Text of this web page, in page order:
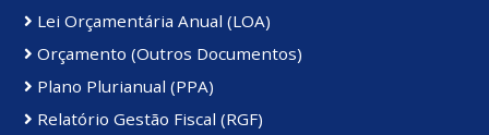
Lei Orçamentária Anual (LOA)
Orçamento (Outros Documentos)
Plano Plurianual (PPA)
Relatório Gestão Fiscal (RGF)